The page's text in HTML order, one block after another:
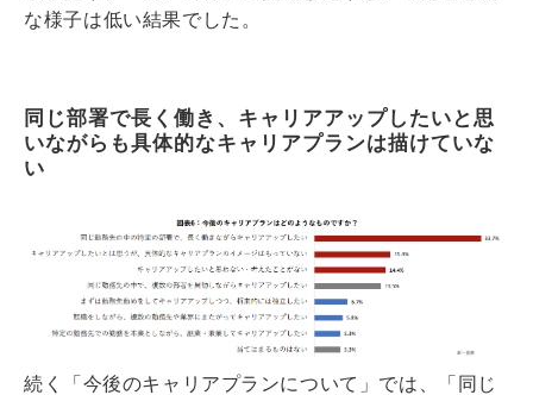
な様子は低い結果でした。
同じ部署で長く働き、キャリアアップしたいと思
いながらも具体的なキャリアプランは描けていな
い
続く「今後のキャリアプランについて」では、「同じ